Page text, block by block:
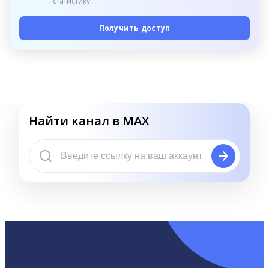
Получить доступ
Найти канал в MAX